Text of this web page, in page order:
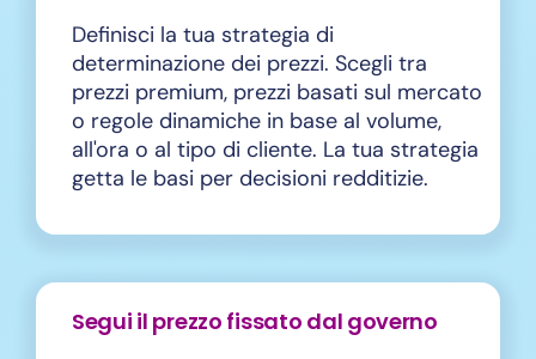
Definisci la tua strategia di
determinazione dei prezzi. Scegli tra
prezzi premium, prezzi basati sul mercato
o regole dinamiche in base al volume,
all'ora o al tipo di cliente. La tua strategia
getta le basi per decisioni redditizie.
Segui il prezzo fissato dal governo